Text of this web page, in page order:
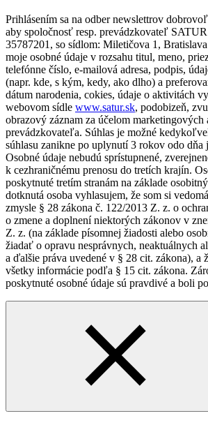
Prihlásením sa na odber newslettrov
aby spoločnosť resp. prevádzkovateľ
35787201, so sídlom: Miletičova 1,
moje osobné údaje v rozsahu titul, meno,
telefónne číslo, e-mailová adresa, podpis,
(napr. kde, s kým, kedy, ako dlho) a
dátum narodenia, cokies, údaje o aktivitách
webovom sídle www.satur.sk, podobizeň,
obrazový záznam za účelom marketingových
prevádzkovateľa. Súhlas je možné
súhlasu zanikne po uplynutí 3 rokov odo dňa
Osobné údaje nebudú sprístupnené,
k cezhraničnému prenosu do tretích krajín.
poskytnuté tretím stranám na základe
dotknutá osoba vyhlasujem, že som si
zmysle § 28 zákona č. 122/2013 Z. z. o
o zmene a doplnení niektorých zákonov v
Z. z. (na základe písomnej žiadosti alebo
žiadať o opravu nesprávnych, neaktuálnych
a ďalšie práva uvedené v § 28 cit. zákona), a
všetky informácie podľa § 15 cit. zákona.
poskytnuté osobné údaje sú pravdivé a boli